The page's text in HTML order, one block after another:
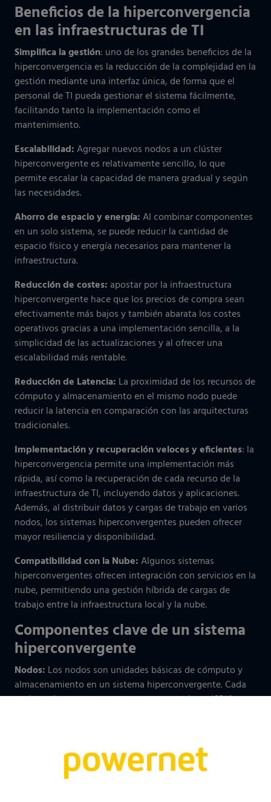
Beneficios de la hiperconvergencia
en las infraestructuras de TI
Simplifica la gestión: uno de los grandes beneficios de la
hiperconvergencia es la reducción de la complejidad en la
gestión mediante una interfaz única, de forma que el
personal de TI pueda gestionar el sistema fácilmente,
facilitando tanto la implementación como el
mantenimiento.
Escalabilidad:Agregar nuevos nodos a un clúster
hiperconvergente es relativamente sencillo, lo que
permite escalar la capacidad de manera gradual y según
las necesidades.
Ahorro de espacio y energía:Al combinar componentes
en un solo sistema, se puede reducir la cantidad de
espacio físico y energía necesarios para mantener la
infraestructura.
Reducción de costes:apostar por la infraestructura
hiperconvergente hace que los precios de compra sean
efectivamente más bajos y también abarata los costes
operativos gracias a una implementación sencilla, a la
simplicidad de las actualizaciones y al ofrecer una
escalabilidad más rentable.
Reducción de Latencia: La proximidad de los recursos de
cómputo y almacenamiento en el mismo nodo puede
reducir la latencia en comparación con las arquitecturas
tradicionales.
Implementación y recuperación veloces y eficientes: la
hiperconvergencia permite una implementación más
rápida, así como la recuperación de cada recurso de la
infraestructura de TI, incluyendo datos y aplicaciones.
Además, al distribuir datos y cargas de trabajo en varios
nodos, los sistemas hiperconvergentes pueden ofrecer
mayor resiliencia y disponibilidad.
Compatibilidad con la Nube:Algunos sistemas
hiperconvergentes ofrecen integración con servicios en la
nube, permitiendo una gestión híbrida de cargas de
trabajo entre la infraestructura local y la nube.
Componentes clave de un sistema
hiperconvergente
Nodos: Los nodos son unidades básicas de cómputo y
almacenamiento en un sistema hiperconvergente. Cada
nodo suele estar compuesto por procesadores (CPU),
Varios nodos se agrupan en un clúster, formando
una única entidad de recursos de TI. El clúster es
gestionado y administrado como una sola unidad.